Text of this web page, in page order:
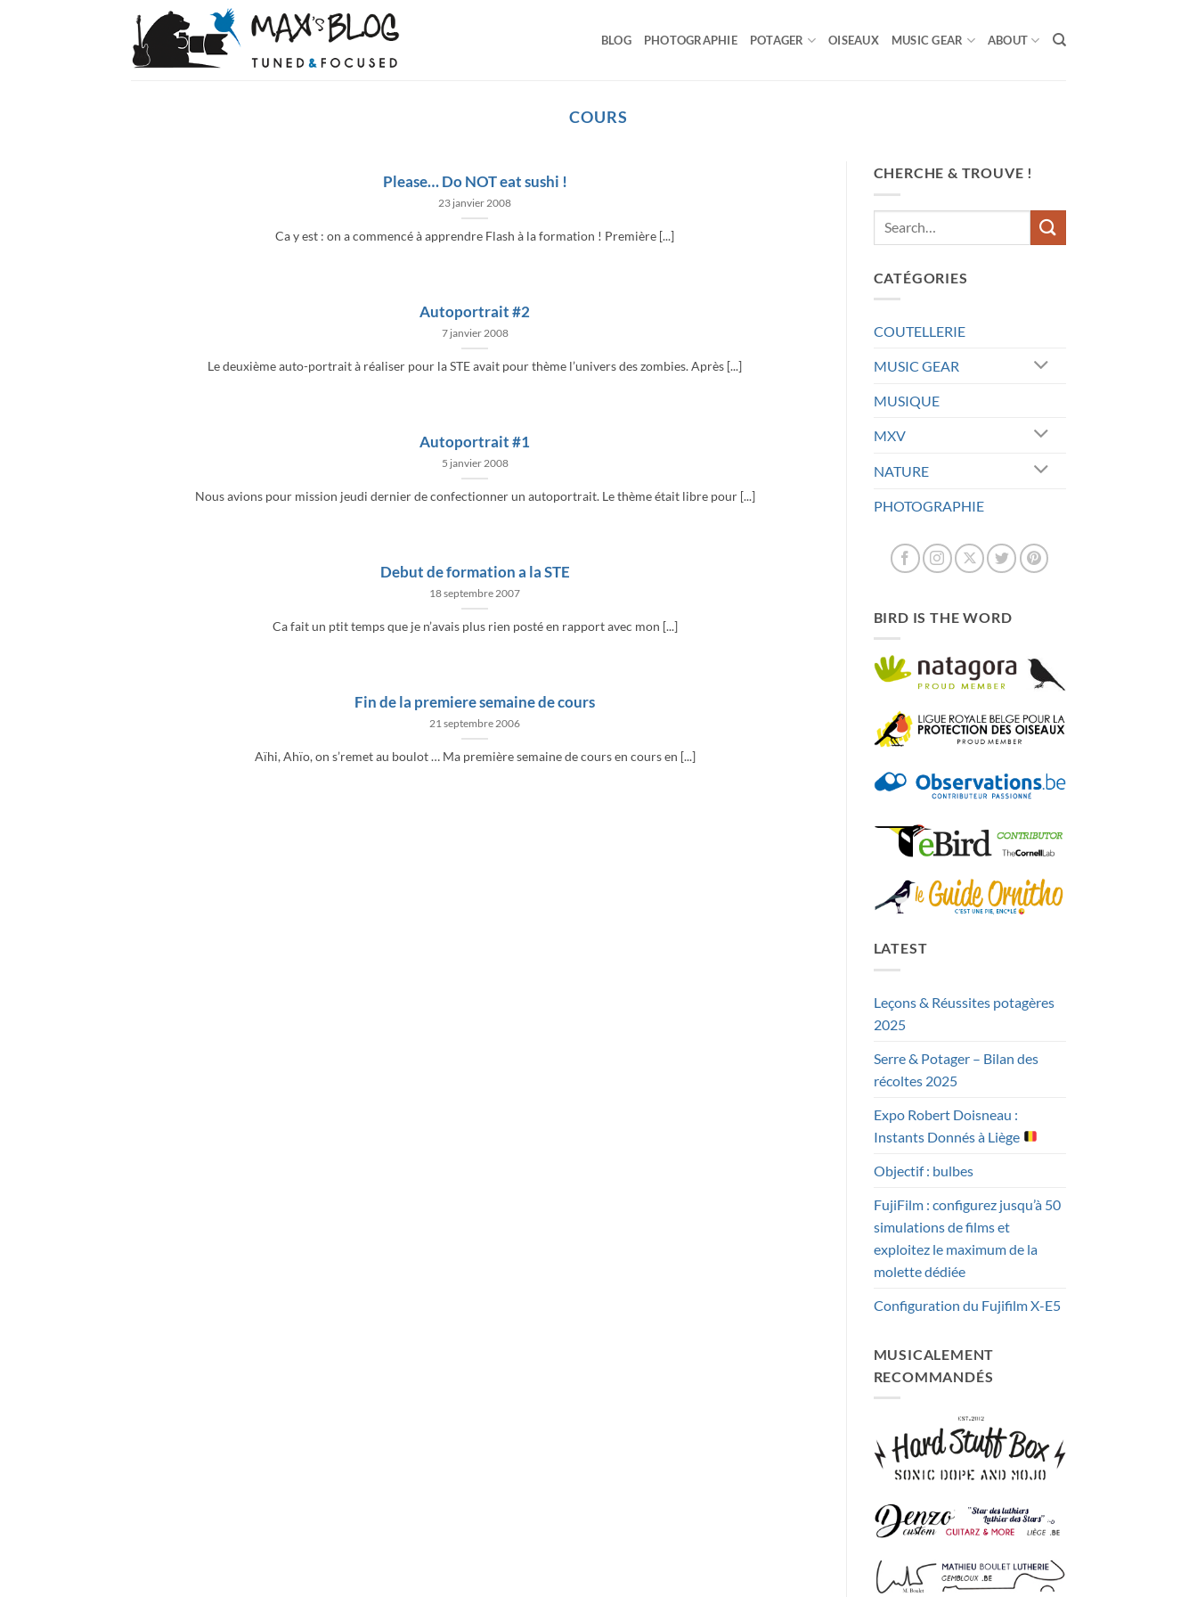
BLOG PHOTOGRAPHIE POTAGER OISEAUX MUSIC GEAR ABOUT
COURS
Please… Do NOT eat sushi !
23 janvier 2008
Ca y est : on a commencé à apprendre Flash à la formation ! Première [...]
Autoportrait #2
7 janvier 2008
Le deuxième auto-portrait à réaliser pour la STE avait pour thème l’univers des zombies. Après [...]
Autoportrait #1
5 janvier 2008
Nous avions pour mission jeudi dernier de confectionner un autoportrait. Le thème était libre pour [...]
Debut de formation a la STE
18 septembre 2007
Ca fait un ptit temps que je n’avais plus rien posté en rapport avec mon [...]
Fin de la premiere semaine de cours
21 septembre 2006
Aïhi, Ahïo, on s’remet au boulot … Ma première semaine de cours en cours en [...]
CHERCHE & TROUVE !
CATÉGORIES
COUTELLERIE
MUSIC GEAR
MUSIQUE
MXV
NATURE
PHOTOGRAPHIE
BIRD IS THE WORD
LATEST
Leçons & Réussites potagères
2025
Serre & Potager – Bilan des
récoltes 2025
Expo Robert Doisneau :
Instants Donnés à Liège
Objectif : bulbes
FujiFilm : configurez jusqu’à 50
simulations de films et
exploitez le maximum de la
molette dédiée
Configuration du Fujifilm X-E5
MUSICALEMENT
RECOMMANDÉS